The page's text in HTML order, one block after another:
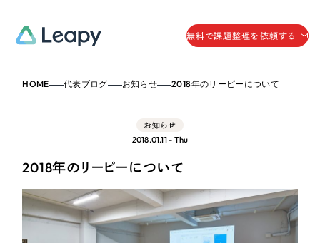
無料で課題整理を依頼
無料で課題整理を依頼する
058-215-0066
無料で課題整理を依頼する
資料請求する
Company
会社情報
HOME 代表ブログ お知らせ 2018年のリーピーについて
お知らせ
2018.01.11 - Thu
2018年のリーピーについて